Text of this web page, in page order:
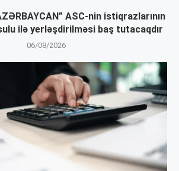
ASC-nin istiqrazlarının
ilə yerləşdirilməsi baş tutacaqdır
06/08/2026